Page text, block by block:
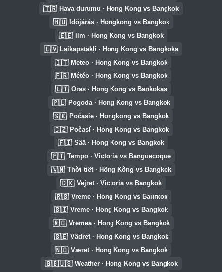
🇹🇷 Hava durumu · Hong Kong vs Bangkok
🇭🇺 Időjárás · Hongkong vs Bangkok
🇪🇪 Ilm · Hong Kong vs Bangkok
🇱🇻 Laikapstākļi · Hong Kong vs Bangkoka
🇮🇹 Meteo · Hong Kong vs Bangkok
🇫🇷 Météo · Hong Kong vs Bangkok
🇱🇹 Oras · Hong Kong vs Bankokas
🇵🇱 Pogoda · Hong Kong vs Bangkok
🇸🇰 Počasie · Hongkong vs Bangkok
🇨🇿 Počasí · Hong Kong vs Bangkok
🇫🇮 Sää · Hong Kong vs Bangkok
🇵🇹 Tempo · Victoria vs Banguecoque
🇻🇳 Thời tiết · Hồng Kông vs Bangkok
🇩🇰 Vejret · Victoria vs Bangkok
🇷🇸 Vreme · Hong Kong vs Бангкок
🇸🇮 Vreme · Hong Kong vs Bangkok
🇷🇴 Vremea · Hong Kong vs Bangkok
🇸🇪 Vädret · Hong Kong vs Bangkok
🇳🇴 Været · Hong Kong vs Bangkok
🇬🇧🇺🇸 Weather · Hong Kong vs Bangkok